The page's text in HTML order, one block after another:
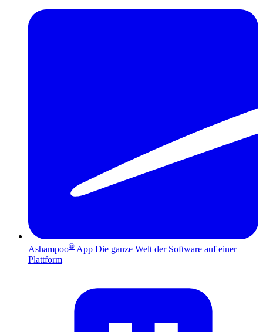
Ashampoo® App Die ganze Welt der Software auf einer
Plattform